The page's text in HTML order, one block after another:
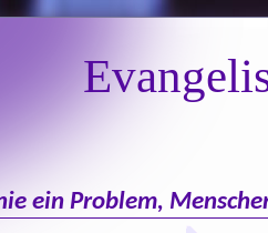
ein Problem,